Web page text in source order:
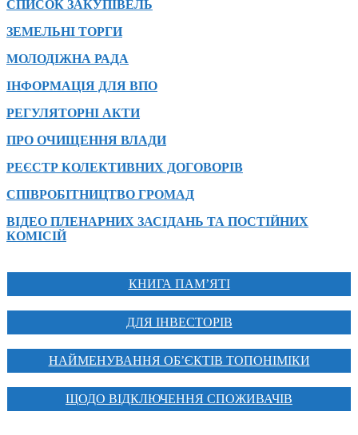
СПИСОК ЗАКУПІВЕЛЬ
ЗЕМЕЛЬНІ ТОРГИ
МОЛОДІЖНА РАДА
ІНФОРМАЦІЯ ДЛЯ ВПО
РЕГУЛЯТОРНІ АКТИ
ПРО ОЧИЩЕННЯ ВЛАДИ
РЕЄСТР КОЛЕКТИВНИХ ДОГОВОРІВ
СПІВРОБІТНИЦТВО ГРОМАД
ВІДЕО ПЛЕНАРНИХ ЗАСІДАНЬ ТА ПОСТІЙНИХ
КОМІСІЙ
КНИГА ПАМ’ЯТІ
ДЛЯ ІНВЕСТОРІВ
НАЙМЕНУВАННЯ ОБ’ЄКТІВ ТОПОНІМІКИ
ЩОДО ВІДКЛЮЧЕННЯ СПОЖИВАЧІВ